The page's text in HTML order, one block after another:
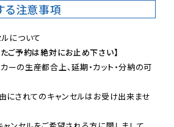
る注意事項
ご予約は絶対にお止め下さい】
ーの生産都合上、延期・カット・分納の可
にされてのキャンセルはお受け出来ませ